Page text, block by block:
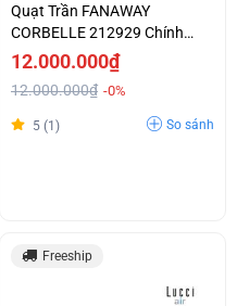
Quạt Trần FANAWAY
CORBELLE 212929 Chính
Hãng Giá Tốt
12.000.000₫
12.000.000₫ -0%
5 (1) So sánh
Freeship